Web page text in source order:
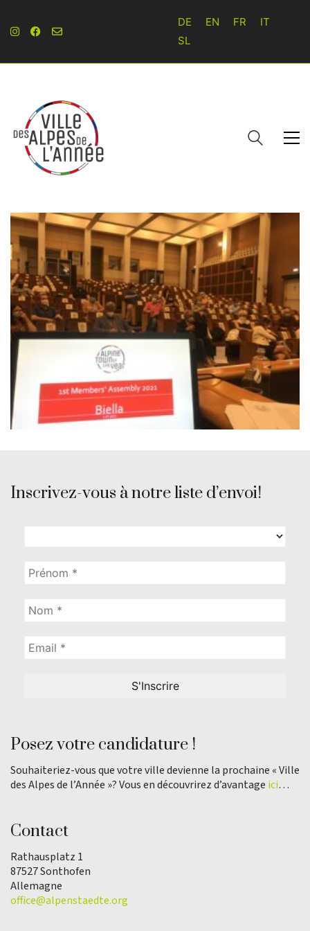
DE EN FR
IT
SL
Inscrivez-vous à notre liste d’envoi!
Posez votre candidature !
Souhaiteriez-vous que votre ville devienne la prochaine « Ville
des Alpes de l’Année »? Vous en découvrirez d’avantage ici…
Contact
Rathausplatz 1
87527 Sonthofen
Allemagne
office@alpenstaedte.org